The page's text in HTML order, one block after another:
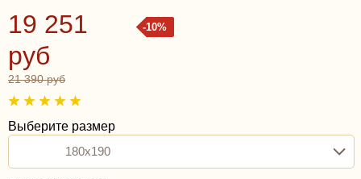
-10%
19 251
руб
21 390 руб
Выберите размер
180x190